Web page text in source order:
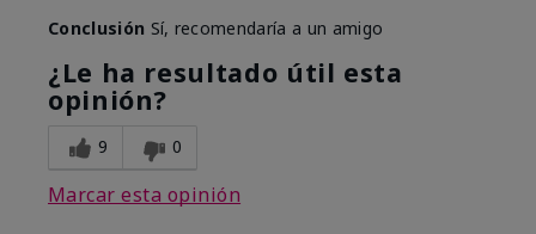
Conclusión Sí, recomendaría a un amigo
¿Le ha resultado útil esta
opinión?
9 0
Marcar esta opinión